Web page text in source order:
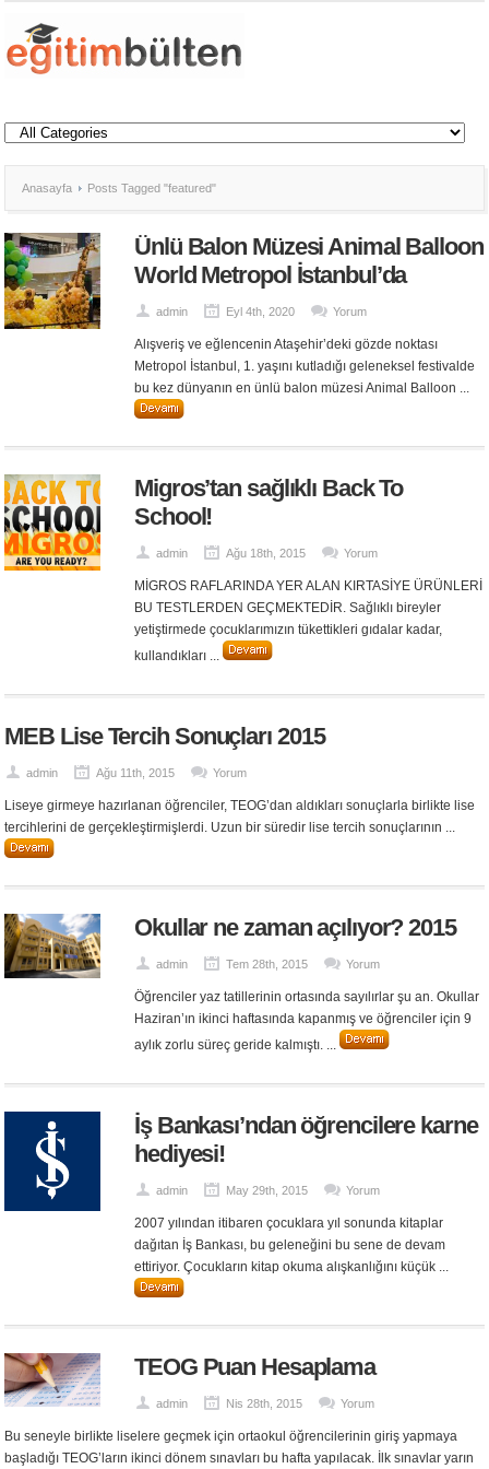
Anasayfa Posts Tagged "featured"
Ünlü Balon Müzesi Animal Balloon
World Metropol İstanbul’da
admin Eyl 4th, 2020 Yorum
Alışveriş ve eğlencenin Ataşehir’deki gözde noktası
Metropol İstanbul, 1. yaşını kutladığı geleneksel festivalde
bu kez dünyanın en ünlü balon müzesi Animal Balloon ...
Migros’tan sağlıklı Back To
School!
admin Ağu 18th, 2015 Yorum
MİGROS RAFLARINDA YER ALAN KIRTASİYE ÜRÜNLERİ
BU TESTLERDEN GEÇMEKTEDİR. Sağlıklı bireyler
yetiştirmede çocuklarımızın tükettikleri gıdalar kadar,
kullandıkları ...
MEB Lise Tercih Sonuçları 2015
admin Ağu 11th, 2015 Yorum
Liseye girmeye hazırlanan öğrenciler, TEOG’dan aldıkları sonuçlarla birlikte lise
tercihlerini de gerçekleştirmişlerdi. Uzun bir süredir lise tercih sonuçlarının ...
Okullar ne zaman açılıyor? 2015
admin Tem 28th, 2015 Yorum
Öğrenciler yaz tatillerinin ortasında sayılırlar şu an. Okullar
Haziran’ın ikinci haftasında kapanmış ve öğrenciler için 9
aylık zorlu süreç geride kalmıştı. ...
İş Bankası’ndan öğrencilere karne
hediyesi!
admin May 29th, 2015 Yorum
2007 yılından itibaren çocuklara yıl sonunda kitaplar
dağıtan İş Bankası, bu geleneğini bu sene de devam
ettiriyor. Çocukların kitap okuma alışkanlığını küçük ...
TEOG Puan Hesaplama
admin Nis 28th, 2015 Yorum
Bu seneyle birlikte liselere geçmek için ortaokul öğrencilerinin giriş yapmaya
başladığı TEOG’ların ikinci dönem sınavları bu hafta yapılacak. İlk sınavlar yarın